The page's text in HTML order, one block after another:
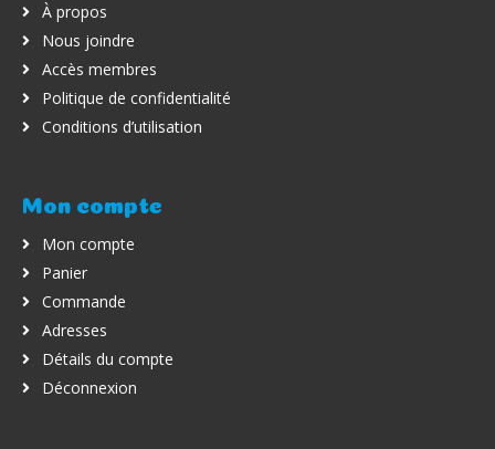
À propos
Nous joindre
Accès membres
Politique de confidentialité
Conditions d’utilisation
Mon compte
Mon compte
Panier
Commande
Adresses
Détails du compte
Déconnexion